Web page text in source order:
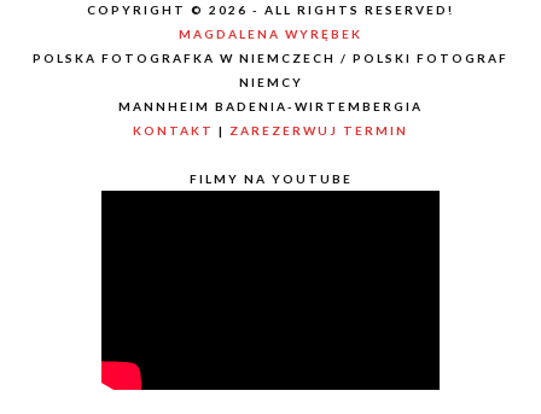
COPYRIGHT © 2026 - ALL RIGHTS RESERVED!
MAGDALENA WYRĘBEK
POLSKA FOTOGRAFKA W NIEMCZECH / POLSKI FOTOGRAF
NIEMCY
MANNHEIM BADENIA-WIRTEMBERGIA
KONTAKT | ZAREZERWUJ TERMIN
FILMY NA YOUTUBE